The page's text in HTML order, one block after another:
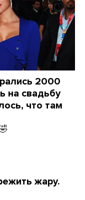
2000
на свадьбу
что там
жару.